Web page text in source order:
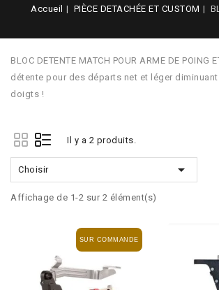
Accueil PIÈCE DETACHÉE ET CUSTOM
BLOC DETENTE MATCH POUR ARME DE POING
détente pour des départs net et léger
doigts !
Il y a 2 produits.
Choisir 
Affichage de 1-2 sur 2 élément(s)
SUR COMMANDE